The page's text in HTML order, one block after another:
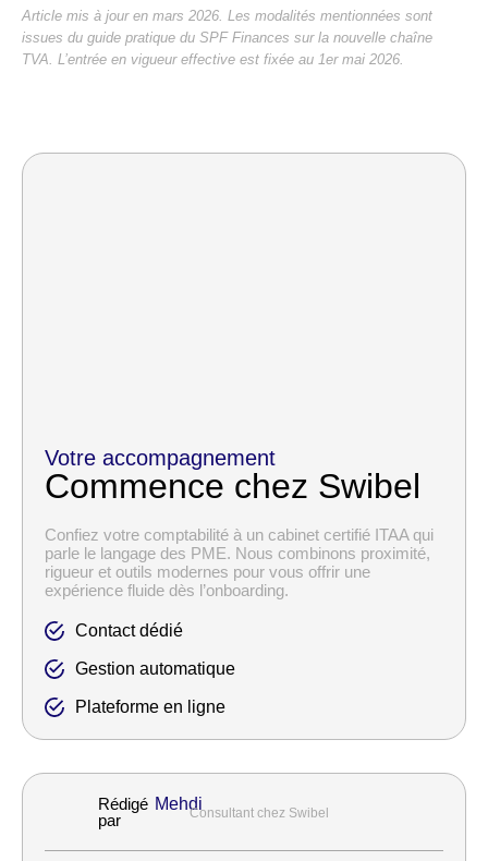
Article mis à jour en mars 2026. Les modalités mentionnées sont
issues du guide pratique du SPF Finances sur la nouvelle chaîne
TVA. L’entrée en vigueur effective est fixée au 1er mai 2026.
Votre accompagnement
Commence chez Swibel
Confiez votre comptabilité à un cabinet certifié ITAA qui
parle le langage des PME. Nous combinons proximité,
rigueur et outils modernes pour vous offrir une
expérience fluide dès l’onboarding.
Contact dédié
Gestion automatique
Plateforme en ligne
Rédigé
par
MehdiConsultant chez Swibel